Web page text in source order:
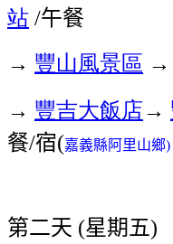
站 /午餐
→ 豐山風景區 →
→ 豐吉大飯店→
餐/宿(嘉義縣阿里山鄉)
第二天 (星期五)